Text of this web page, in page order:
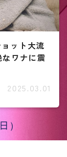
ット大流
ワナに震
2025.03.01
）